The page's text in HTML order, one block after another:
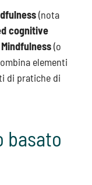
(nota
cognitive
(o
elementi
di pratiche di
basato